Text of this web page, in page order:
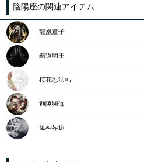
陰陽座の関連アイテム
龍凰童子
覇道明王
桜花忍法帖
迦陵頻伽
風神界逅